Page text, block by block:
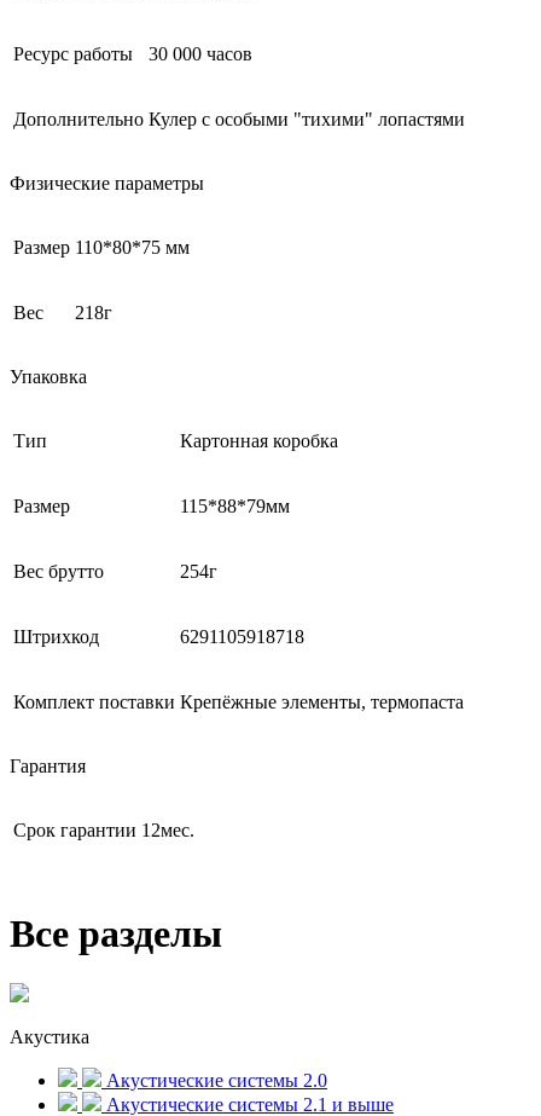
Ресурс работы 30 000 часов
Дополнительно Кулер с особыми "тихими" лопастями
Физические параметры
Размер 110*80*75 мм
Вес 218г
Упаковка
Тип Картонная коробка
Размер 115*88*79мм
Вес брутто 254г
Штрихкод 6291105918718
Комплект поставки Крепёжные элементы, термопаста
Гарантия
Срок гарантии 12мес.
Все разделы
Акустика
Акустические системы 2.0
Акустические системы 2.1 и выше